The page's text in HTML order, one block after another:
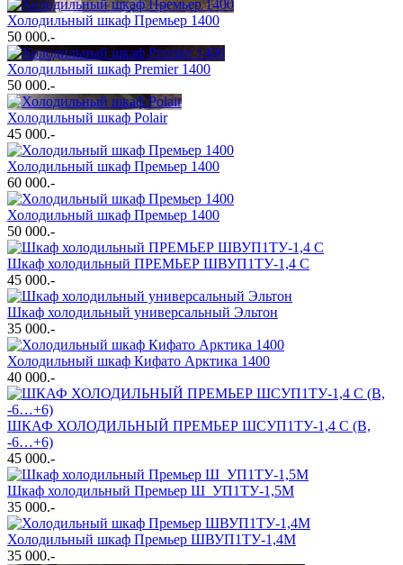
Холодильный шкаф Премьер 1400
50 000.-
Холодильный шкаф Premier 1400
50 000.-
Холодильный шкаф Polair
45 000.-
Холодильный шкаф Премьер 1400
60 000.-
Холодильный шкаф Премьер 1400
50 000.-
Шкаф холодильный ПРЕМЬЕР ШВУП1ТУ-1,4 С
45 000.-
Шкаф холодильный универсальный Эльтон
35 000.-
Холодильный шкаф Кифато Арктика 1400
40 000.-
ШКАФ ХОЛОДИЛЬНЫЙ ПРЕМЬЕР ШСУП1ТУ-1,4 С (В,
-6…+6)
45 000.-
Шкаф холодильный Премьер Ш_УП1ТУ-1,5М
35 000.-
Холодильный шкаф Премьер ШВУП1ТУ-1,4М
35 000.-